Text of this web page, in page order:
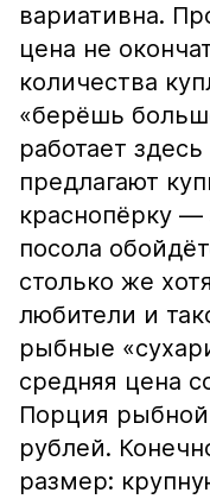
вариативна.
цена не
количества
«берёшь
работает
предлагают
краснопёрку —
посола
столько же
любители и
рыбные
средняя цена
Порция рыбной
рублей.
размер: